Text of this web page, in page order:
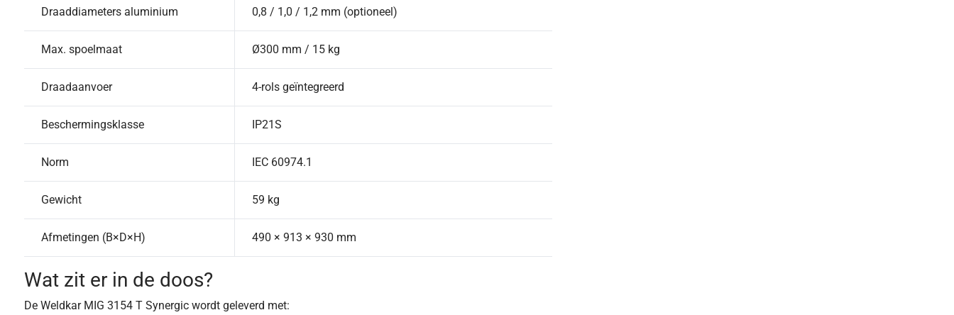
Draaddiameters aluminium 0,8 / 1,0 / 1,2 mm (optioneel)
Max. spoelmaat Ø300 mm / 15 kg
Draadaanvoer 4-rols geïntegreerd
Beschermingsklasse IP21S
Norm IEC 60974.1
Gewicht 59 kg
Afmetingen (B×D×H) 490 × 913 × 930 mm
Wat zit er in de doos?
De Weldkar MIG 3154 T Synergic wordt geleverd met: